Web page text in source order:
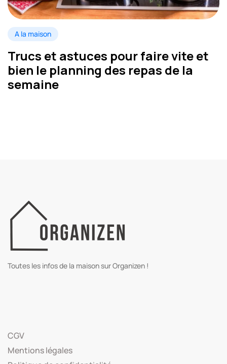
A la maison
Trucs et astuces pour faire vite et
bien le planning des repas de la
semaine
Toutes les infos de la maison sur Organizen !
CGV
Mentions légales